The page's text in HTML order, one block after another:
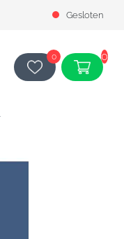
Gesloten
0 0